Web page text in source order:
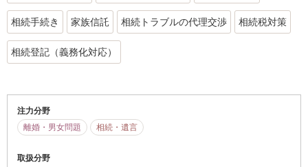
相続手続き 家族信託 相続トラブルの代理交渉 相続税対策
相続登記（義務化対応）
注力分野
離婚・男女問題
相続・遺言
取扱分野